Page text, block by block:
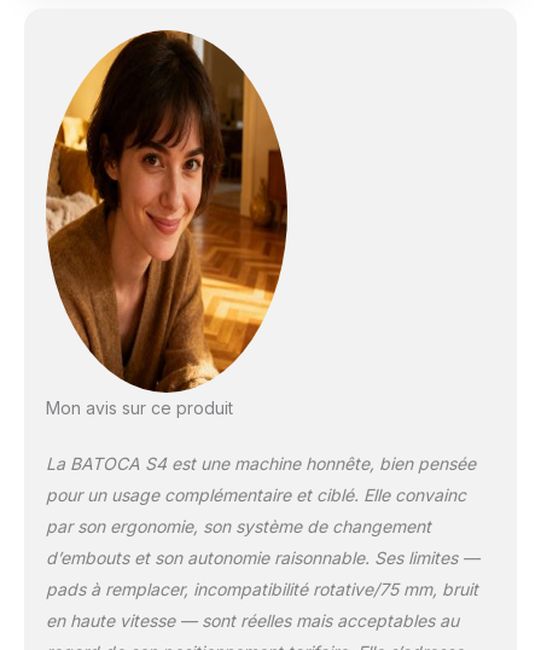
2000RPM-5500RPM, l'indicateur LED
indique le niveau de vitesse. Mémoire
de vitesse : si vous remettez l'appareil
en marche dans les 3 minutes qui
suivent son arrêt, il conservera sa
vitesse d'origine ; si vous remettez
l'appareil en marche dans les 3 minutes
qui suivent son arrêt, la vitesse sera
réinitialisée au niveau I. 【Aide Idéale
pour les Travaux Détail】Mini polisseuse
voiture S4 avec barre d'extension pour
les coins intérieurs inaccessibles tels
que les pare-chocs, les rétroviseurs, les
roues, etc. La BATOCA polisseuse piles
S4 est l'outil idéal pour une utilisation
dans des endroits confinés, simplifiant
travail de détail. 【Suffisamment
comprend non seulement les
accessoires de base, mais aussi 2 jeux
de mini-tampons de polissage qui ne
nécessitent pas de plaque de support
pour être utilisés avec la lance à embout
allongé. Sont également inclus des
Mon avis sur ce produit
La BATOCA S4 est une machine honnête, bien pensée
pour un usage complémentaire et ciblé. Elle convainc
par son ergonomie, son système de changement
d’embouts et son autonomie raisonnable. Ses limites —
pads à remplacer, incompatibilité rotative/75 mm, bruit
en haute vitesse — sont réelles mais acceptables au